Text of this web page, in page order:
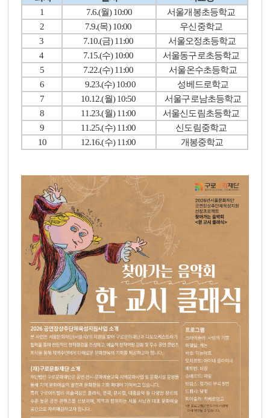
1
7.6.(월) 10:00
서울개봉초등학교
2
7.9.(목) 10:00
우신중학교
3
7.10.(금) 11:00
서울오정초등학교
4
7.15.(수) 10:00
서울동구로초등학교
5
7.22.(수) 11:00
서울온수초등학교
6
9.23.(수) 10:00
성베드로학교
7
10.12.(월) 10:50
서울구로남초등학교
8
11.23.(월) 11:00
서울신도림초등학교
9
11.25.(수) 11:00
신도림중학교
10
12.16.(수) 11:00 개봉중학교